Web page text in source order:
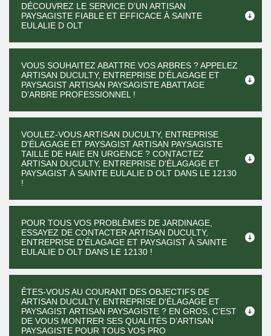
DÉCOUVREZ LE SERVICE D’UN ARTISAN
PAYSAGISTE FIABLE ET EFFICACE À SAINTE
EULALIE D OLT
VOUS SOUHAITEZ ABATTRE VOS ARBRES ? APPELEZ
ARTISAN DUCULTY, ENTREPRISE D'ÉLAGAGE ET
PAYSAGIST ARTISAN PAYSAGISTE ABATTAGE
D’ARBRE PROFESSIONNEL !
VOULEZ-VOUS ARTISAN DUCULTY, ENTREPRISE
D'ÉLAGAGE ET PAYSAGIST ARTISAN PAYSAGISTE
TAILLE DE HAIE EN URGENCE ? CONTACTEZ
ARTISAN DUCULTY, ENTREPRISE D'ÉLAGAGE ET
PAYSAGIST À SAINTE EULALIE D OLT DANS LE 12130
!
POUR TOUS VOS PROBLÈMES DE JARDINAGE,
ESSAYEZ DE CONTACTER ARTISAN DUCULTY,
ENTREPRISE D'ÉLAGAGE ET PAYSAGIST À SAINTE
EULALIE D OLT DANS LE 12130 !
ÊTES-VOUS AU COURANT DES OBJECTIFS DE
ARTISAN DUCULTY, ENTREPRISE D'ÉLAGAGE ET
PAYSAGIST ARTISAN PAYSAGISTE ? EN GROS, C’EST
DE VOUS MONTRER SES QUALITÉS D’ARTISAN
PAYSAGISTE POUR TOUS VOS PRO